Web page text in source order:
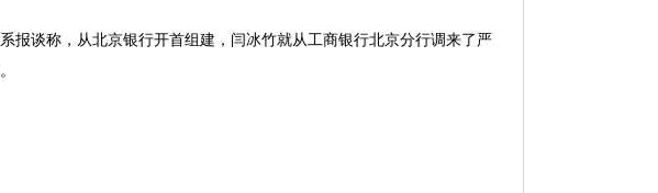
谈称，从北京银行开首组建，闫冰竹就从工商银行北京分行调来了严